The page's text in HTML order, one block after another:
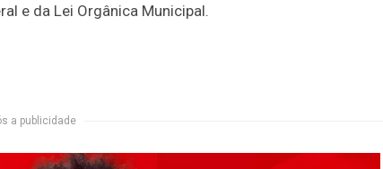
e da Lei Orgânica Municipal.
a publicidade